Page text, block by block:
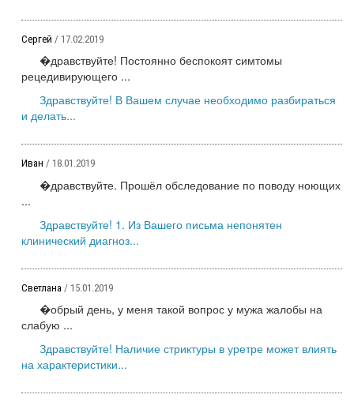
Сергей / 17.02.2019
�дравствуйте! Постоянно беспокоят симтомы
рецедивирующего ...
Здравствуйте! В Вашем случае необходимо разбираться
и делать...
Иван / 18.01.2019
�дравствуйте. Прошёл обследование по поводу ноющих
...
Здравствуйте! 1. Из Вашего письма непонятен
клинический диагноз...
Светлана / 15.01.2019
�обрый день, у меня такой вопрос у мужа жалобы на
слабую ...
Здравствуйте! Наличие стриктуры в уретре может влиять
на характеристики...